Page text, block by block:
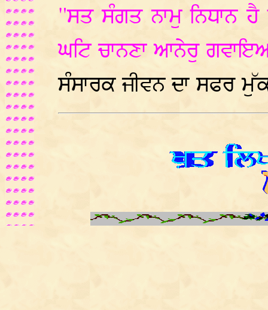
"ਸਤ ਸੰਗਤ ਨਾਮੁ ਨਿਧਾਨ
ਘਟਿ ਚਾਨਣਾ ਆਨੇਰੁ
ਸੰਸਾਰਕ ਜੀਵਨ ਦਾ ਸਫਰ